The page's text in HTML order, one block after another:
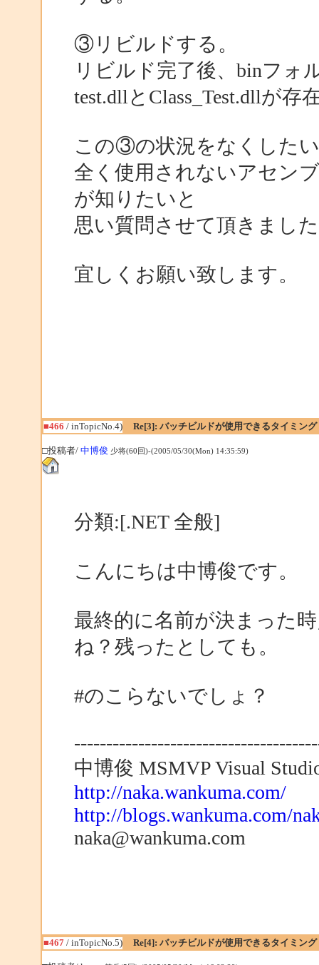
③リビルドする。
リビルド完了後、binフォ
test.dllとClass_Test.dllが存
この③の状況をなくした
全く使用されないアセン
が知りたいと
思い質問させて頂きまし
宜しくお願い致します。
■466 / inTopicNo.4) Re[3]: バッチビルドが使用できるタイミング
□投稿者/ 中博俊 少将(60回)-(2005/05/30(Mon) 14:35:59)
分類:[.NET 全般]
こんにちは中博俊です。
最終的に名前が決まった
ね？残ったとしても。
#のこらないでしょ？
中博俊 MSMVP Visual
http://naka.wankuma.com/
http://blogs.wankuma.com/
naka@wankuma.com
■467/ inTopicNo.5) Re[4]: バッチビルドが使用できるタイミング